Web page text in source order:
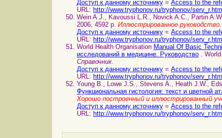
Доступ к данному источнику = Access to the
URL: http://www.tryphonov.ru/tryphonov/
Wein A.J., Kavoussi L.R., Novick A.C., Partin
2006, 4592 p. Иллюстрированное руководство
Доступ к данному источнику = Access to the
URL: http://www.tryphonov.ru/tryphonov/
World Health Organisation Manual Of Basic
исследований в медицине. Руководство .
Справочник.
Доступ к данному источнику = Access to the
URL: http://www.tryphonov.ru/tryphonov/
Young B., Lowe J.S., Stevens A., Heath J.W.,
Функциональная гистология: текст и цветной
Хорошо построенный и иллюстрированный
Доступ к данному источнику = Access to the
URL: http://www.tryphonov.ru/tryphonov/